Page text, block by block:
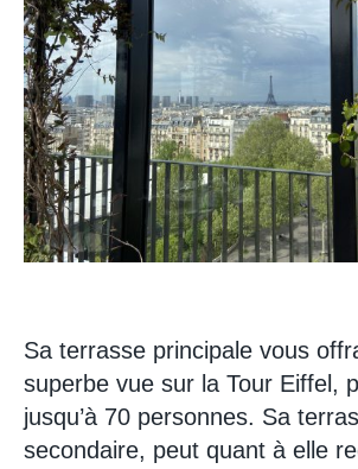
Sa terrasse principale vous
superbe vue sur la Tour Eiffel,
jusqu’à 70 personnes. Sa
secondaire, peut quant à elle